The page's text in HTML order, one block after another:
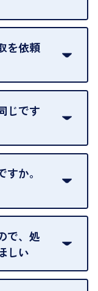
を依頼
をご利用くださ
じです
め、査定した日
います。
か。
には査定額が変
で、処
しい
お断りすること